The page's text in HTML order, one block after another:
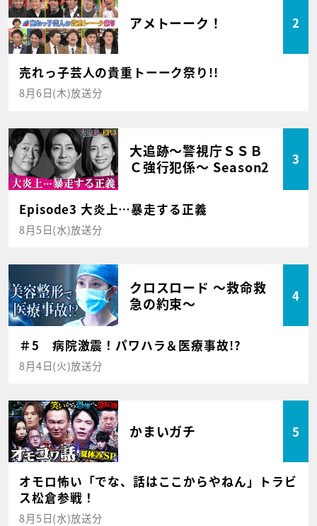
アメトーーク！ 2
売れっ子芸人の貴重トーーク祭り!!
8月6日(木)放送分
大追跡～警視庁ＳＳＢ
Ｃ強行犯係～ Season2
3
Episode3 大炎上…暴走する正義
8月5日(水)放送分
クロスロード ～救命救
急の約束～
4
＃5 病院激震！パワハラ＆医療事故!?
8月4日(火)放送分
かまいガチ 5
オモロ怖い「でな、話はここからやねん」トラビ
ス松倉参戦！
8月5日(水)放送分